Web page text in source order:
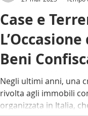
Case e
Beni
Criminalità
Negli ultimi anni, una
rivolta agli immobili
organizzata in Italia,